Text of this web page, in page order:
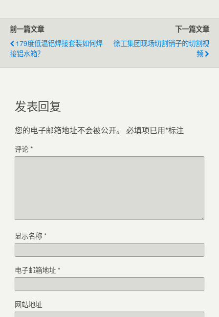
前一篇文章
179度低温铝焊接套装如何焊
接铝水箱？
下一篇文章
徐工集团现场切割销子的切割视
频
发表回复
您的电子邮箱地址不会被公开。 必填项已用*标注
评论*
显示名称*
电子邮箱地址*
网站地址